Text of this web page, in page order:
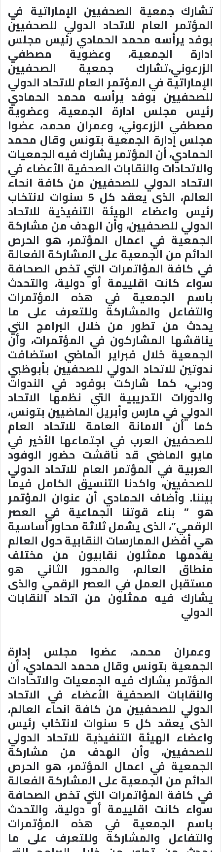
تشارك جمعية الصحفيين الإماراتية في
المؤتمر العام للاتحاد الدولي للصحفيين
بوفد يرأسه محمد الحمادي رئيس مجلس
ادارة الجمعية، وعضوية مصطفي
الزرعوني،تشارك جمعية الصحفيين
الإماراتية في المؤتمر العام للاتحاد الدولي
للصحفيين بوفد يرأسه محمد الحمادي
رئيس مجلس ادارة الجمعية، وعضوية
مصطفي الزرعوني، وعمران محمد، عضوا
مجلس إدارة الجمعية بتونس وقال محمد
الحمادي، أن المؤتمر يشارك فيه الجمعيات
والاتحادات والنقابات الصحفية الأعضاء في
الاتحاد الدولي للصحفيين من كافة انحاء
العالم، الذى يعقد كل 5 سنوات لانتخاب
رئيس واعضاء الهيئة التنفيذية للاتحاد
الدولي للصحفيين، وأن الهدف من مشاركة
الجمعية في اعمال المؤتمر، هو الحرص
الدائم من الجمعية على المشاركة الفعالة
في كافة المؤاتمرات التي تخص الصحافة
سواء كانت اقلييمة أو دولية، والتحدث
باسم الجمعية في هذه المؤتمرات
والتفاعل والمشاركة وللتعرف على ما
يحدث من تطور من خلال البرامج التي
يناقشها المشاركون في المؤتمرات، وأن
الجمعية خلال فبراير الماضي استضافت
ندوتين للاتحاد الدولي للصحفيين بأبوظبي
ودبي، كما شاركت بوفود في الندوات
والدورات التدريبية التي نظمها الاتحاد
الدولي في مارس وأبريل الماضيين بتونس،
كما أن الامانة العامة للاتحاد العام
للصحفيين العرب في اجتماعها الأخير في
مايو الماضي قد ناقشت حضور الوفود
العربية في المؤتمر العام للاتحاد الدولي
للصحفيين، واكدنا التنسيق الكامل فيما
بيننا. وأضاف الحمادي أن عنوان المؤتمر
هو ” بناء قوتنا الجماعية في العصر
الرقمي”، الذى يشمل ثلاثة محاور أساسية
هي أفضل الممارسات النقابية حول العالم
يقدمها ممثلون نقابيون من مختلف
منطاق العالم، والمحور الثاني هو
مستقبل العمل في العصر الرقمي والذى
يشارك فيه ممثلون من اتحاد النقابات
الدولي
وعمران محمد، عضوا مجلس إدارة
الجمعية بتونس وقال محمد الحمادي، أن
المؤتمر يشارك فيه الجمعيات والاتحادات
والنقابات الصحفية الأعضاء في الاتحاد
الدولي للصحفيين من كافة انحاء العالم،
الذى يعقد كل 5 سنوات لانتخاب رئيس
واعضاء الهيئة التنفيذية للاتحاد الدولي
للصحفيين، وأن الهدف من مشاركة
الجمعية في اعمال المؤتمر، هو الحرص
الدائم من الجمعية على المشاركة الفعالة
في كافة المؤاتمرات التي تخص الصحافة
سواء كانت اقلييمة أو دولية، والتحدث
باسم الجمعية في هذه المؤتمرات
والتفاعل والمشاركة وللتعرف على ما